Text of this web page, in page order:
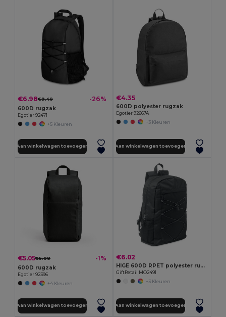
€6.98€9.40 -26%
600D rugzak
Egotier 92471
+5 Kleuren
Aan winkelwagen toevoegen
€4.35
600D polyester rugzak
Egotier 92667A
+3 Kleuren
Aan winkelwagen toevoegen
€5.05€5.08 -1%
600D rugzak
Egotier 92396
+4 Kleuren
Aan winkelwagen toevoegen
€6.02
HIGE 600D RPET polyester rugzak
GiftRetail MO2491
+3 Kleuren
Aan winkelwagen toevoegen